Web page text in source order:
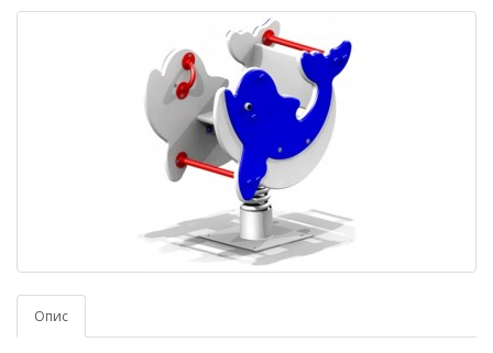
Опис